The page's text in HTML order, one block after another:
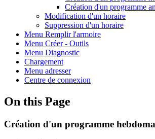
Création d'un programme
Modification d'un horaire
Suppression d'un horaire
Menu Remplir l'armoire
Menu Créer - Outils
Menu Diagnostic
Chargement
Menu adresser
Centre de connexion
On this Page
Création d'un programme